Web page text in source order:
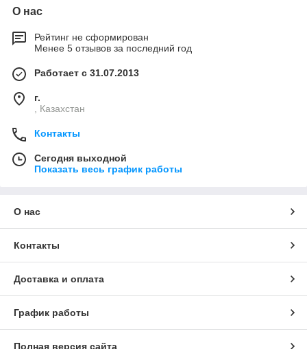
О нас
Рейтинг не сформирован
Менее 5 отзывов за последний год
Работает с 31.07.2013
г.
, Казахстан
Контакты
Сегодня выходной
Показать весь график работы
О нас
Контакты
Доставка и оплата
График работы
Полная версия сайта